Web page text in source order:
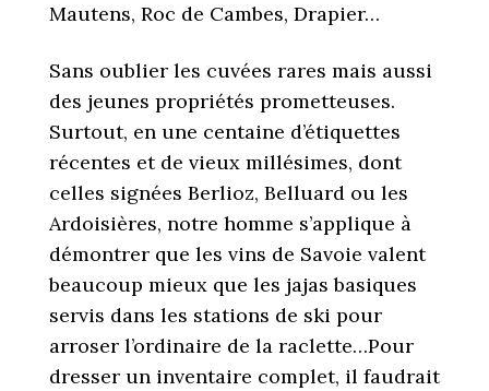
Mautens, Roc de Cambes, Drapier…
Sans oublier les cuvées rares mais aussi
des jeunes propriétés prometteuses.
Surtout, en une centaine d’étiquettes
récentes et de vieux millésimes, dont
celles signées Berlioz, Belluard ou les
Ardoisières, notre homme s’applique à
démontrer que les vins de Savoie valent
beaucoup mieux que les jajas basiques
servis dans les stations de ski pour
arroser l’ordinaire de la raclette…Pour
dresser un inventaire complet, il faudrait